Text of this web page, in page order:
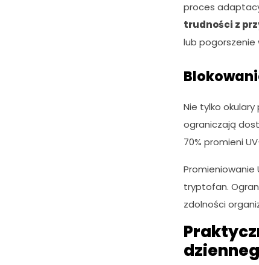
proces
trudności z
lub pogorszenie
Nie tylko
ograniczają
70% promieni
tryptofan.
zdolności